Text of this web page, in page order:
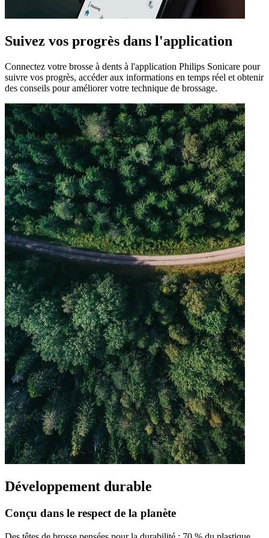
Suivez vos progrès dans l'application
Connectez votre brosse à dents à l'application Philips Sonicare pour
suivre vos progrès, accéder aux informations en temps réel et obtenir
des conseils pour améliorer votre technique de brossage.
Développement durable
Conçu dans le respect de la planète